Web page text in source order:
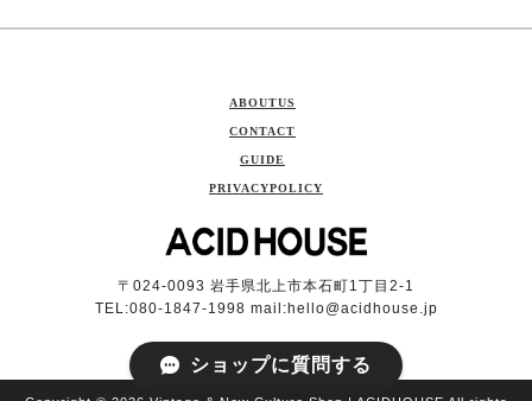
ABOUTUS
CONTACT
GUIDE
PRIVACYPOLICY
〒024-0093 岩手県北上市本石町1丁目2-1
TEL:080-1847-1998 mail:hello@acidhouse.jp
ショップに質問する